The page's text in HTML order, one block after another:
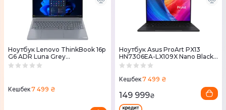
Ноутбук Lenovo ThinkBook 16p
G6 ADR Luna Grey
(21U0000KRA)
Кешбек7 499 ₴
Ноутбук Asus ProArt PX13
HN7306EA-LX109X Nano Black
(90NB17X1-M00890)
Кешбек7 499 ₴
149 999₴